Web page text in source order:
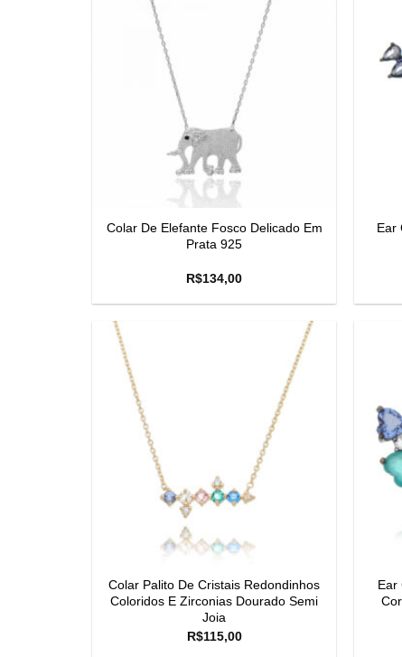
Colar De Elefante Fosco Delicado Em
Prata 925
R$134,00
Ear
Colar Palito De Cristais Redondinhos
Coloridos E Zirconias Dourado Semi
Joia
R$115,00
Ear